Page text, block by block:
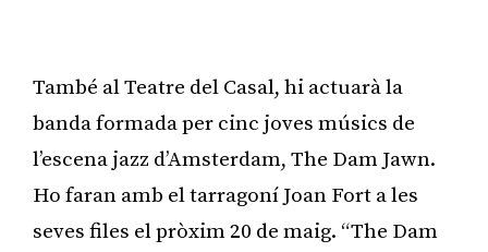
També al Teatre del Casal, hi actuarà la
banda formada per cinc joves músics de
l’escena jazz d’Amsterdam, The Dam Jawn.
Ho faran amb el tarragoní Joan Fort a les
seves files el pròxim 20 de maig. “The Dam